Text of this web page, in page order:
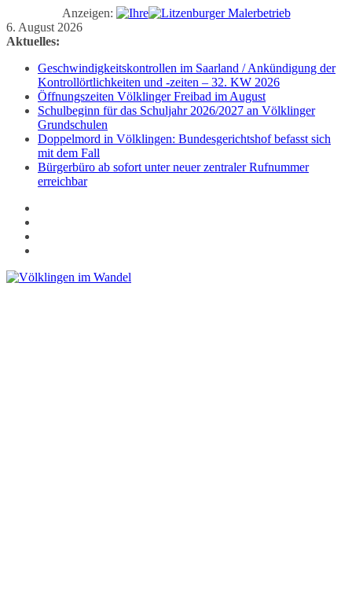
Anzeigen:
Zum
Inhalt
6. August 2026
Aktuelles:
Geschwindigkeitskontrollen im Saarland / Ankündigung der
Kontrollörtlichkeiten und -zeiten – 32. KW 2026
Öffnungszeiten Völklinger Freibad im August
Schulbeginn für das Schuljahr 2026/2027 an Völklinger
Grundschulen
Doppelmord in Völklingen: Bundesgerichtshof befasst sich
mit dem Fall
Bürgerbüro ab sofort unter neuer zentraler Rufnummer
erreichbar